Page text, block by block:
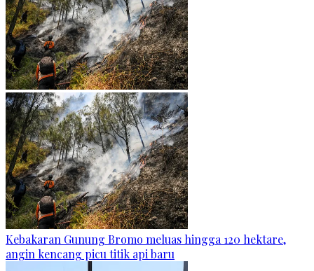
Kebakaran Gunung Bromo meluas hingga 120 hektare,
angin kencang picu titik api baru